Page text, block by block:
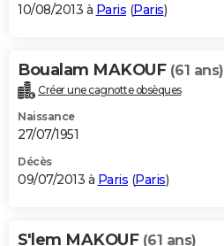
10/08/2013 à Paris (Paris)
Boualam MAKOUF (61 ans)
Créer une cagnotte obsèques
Naissance
27/07/1951
Décès
09/07/2013 à Paris (Paris)
S'lem MAKOUF (61 ans)